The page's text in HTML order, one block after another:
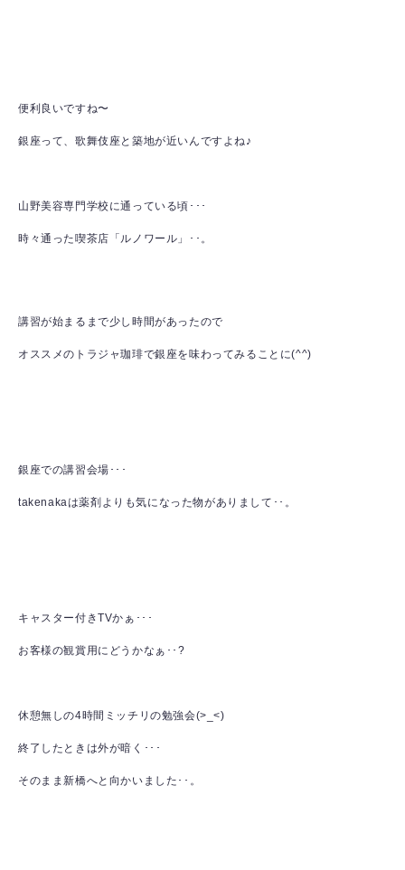
便利良いですね〜
銀座って、歌舞伎座と築地が近いんですよね♪
山野美容専門学校に通っている頃･･･
時々通った喫茶店「ルノワール」･･。
講習が始まるまで少し時間があったので
オススメのトラジャ珈琲で銀座を味わってみることに(^^)
銀座での講習会場･･･
takenakaは薬剤よりも気になった物がありまして･･。
キャスター付きTVかぁ･･･
お客様の観賞用にどうかなぁ･･?
休憩無しの4時間ミッチリの勉強会(>_<)
終了したときは外が暗く･･･
そのまま新橋へと向かいました･･。